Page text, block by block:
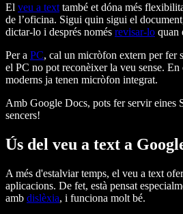
El veu a text també et dóna més
de l’oficina. Sigui quin sigui el
dictar-lo i després només revisar-lo quan
Per a PC, cal un micròfon extern per fer
el PC no pot reconèixer la veu sense. En
moderns ja tenen micròfon integrat.
Amb Google Docs, pots fer servir eines
sencers!
Ús del veu a text a
A més d'estalviar temps, el veu a text
aplicacions. De fet, està pensat
amb dislèxia, i funciona molt bé.